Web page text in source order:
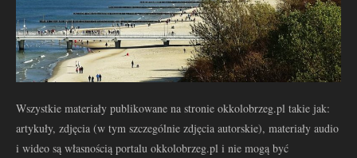
Wszystkie materiały publikowane na stronie okkolobrzeg.pl takie jak:
artykuły, zdjęcia (w tym szczególnie zdjęcia autorskie), materiały audio
i wideo są własnością portalu okkolobrzeg.pl i nie mogą być